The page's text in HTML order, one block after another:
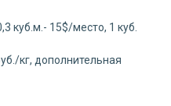
куб.м.- 15$/место, 1 куб.
кг, дополнительная